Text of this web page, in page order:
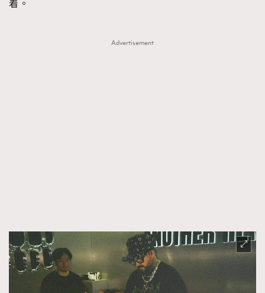
着。
Advertisement